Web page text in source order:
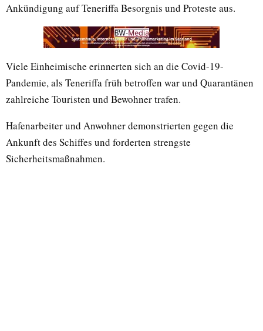
Ankündigung auf Teneriffa Besorgnis und Proteste aus.
Viele Einheimische erinnerten sich an die Covid-19-
Pandemie, als Teneriffa früh betroffen war und Quarantänen
zahlreiche Touristen und Bewohner trafen.
Hafenarbeiter und Anwohner demonstrierten gegen die
Ankunft des Schiffes und forderten strengste
Sicherheitsmaßnahmen.